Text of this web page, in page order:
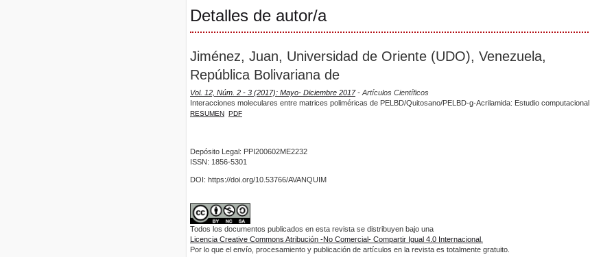
Detalles de autor/a
Jiménez, Juan, Universidad de Oriente (UDO), Venezuela,
República Bolivariana de
Vol. 12, Núm. 2 - 3 (2017): Mayo- Diciembre 2017- Artículos Científicos
Interacciones moleculares entre matrices poliméricas de PELBD/Quitosano/PELBD-g-Acrilamida: Estudio computacional
RESUMEN PDF
Depósito Legal: PPI200602ME2232
ISSN: 1856-5301
DOI: https://doi.org/10.53766/AVANQUIM
Todos los documentos publicados en esta revista se distribuyen bajo una
Licencia Creative Commons Atribución -No Comercial- Compartir Igual 4.0 Internacional.
Por lo que el envío, procesamiento y publicación de artículos en la revista es totalmente gratuito.